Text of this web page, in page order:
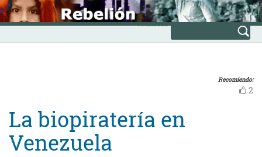
Skip
to
content
INICIO
Avanzada
Recomiendo:
2
La biopiratería en
Venezuela